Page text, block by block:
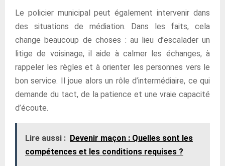
Le policier municipal peut également intervenir dans
des situations de médiation. Dans les faits, cela
change beaucoup de choses : au lieu d’escalader un
litige de voisinage, il aide à calmer les échanges, à
rappeler les règles et à orienter les personnes vers le
bon service. Il joue alors un rôle d’intermédiaire, ce qui
demande du tact, de la patience et une vraie capacité
d’écoute.
Lire aussi : Devenir maçon : Quelles sont les
compétences et les conditions requises ?